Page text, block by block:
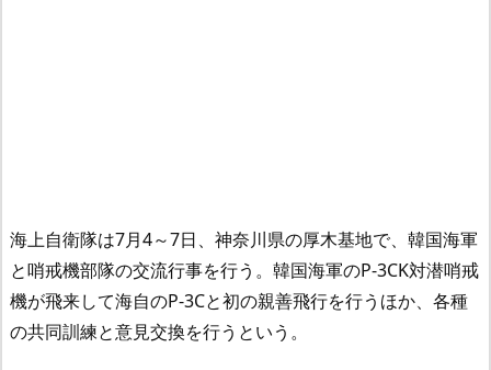
海上自衛隊は7月4～7日、神奈川県の厚木基地で、韓国海軍
と哨戒機部隊の交流行事を行う。韓国海軍のP-3CK対潜哨戒
機が飛来して海自のP-3Cと初の親善飛行を行うほか、各種
の共同訓練と意見交換を行うという。